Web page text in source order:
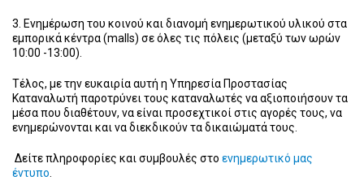
3. Ενημέρωση του κοινού και διανομή ενημερωτικού υλικού στα
εμπορικά κέντρα (malls) σε όλες τις πόλεις (μεταξύ των ωρών
10:00 -13:00).
Τέλος, με την ευκαιρία αυτή η Υπηρεσία Προστασίας
Καταναλωτή παροτρύνει τους καταναλωτές να αξιοποιήσουν τα
μέσα που διαθέτουν, να είναι προσεχτικοί στις αγορές τους, να
ενημερώνονται και να διεκδικούν τα δικαιώματά τους.
Δείτε πληροφορίες και συμβουλές στο ενημερωτικό μας
έντυπο